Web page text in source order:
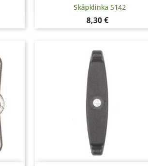
Skåpklinka 5142
Pris
8,30 €
Snabbvy